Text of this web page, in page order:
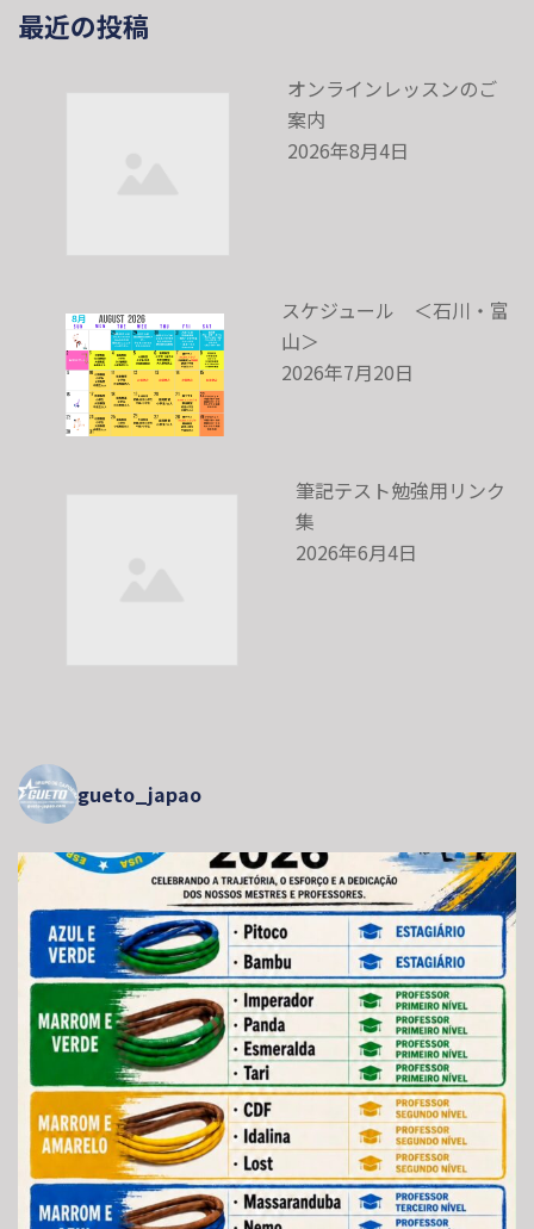
最近の投稿
オンラインレッスンのご
案内
2026年8月4日
スケジュール ＜石川・富
山＞
2026年7月20日
筆記テスト勉強用リンク
集
2026年6月4日
gueto_japao